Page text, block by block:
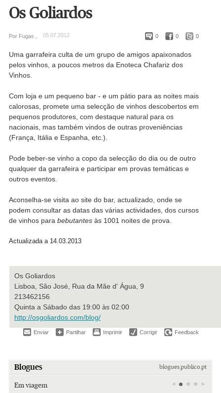
Os Goliardos
0 0 0
Por Fugas , 05.07.2012
Uma garrafeira culta de um grupo de amigos apaixonados
pelos vinhos, a poucos metros da Enoteca Chafariz dos
Vinhos.
Com loja e um pequeno bar - e um pátio para as noites mais
calorosas, promete uma selecção de vinhos descobertos em
pequenos produtores, com destaque natural para os
nacionais, mas também vindos de outras proveniências
(França, Itália e Espanha, etc.).
Pode beber-se vinho a copo da selecção do dia ou de outro
qualquer da garrafeira e participar em provas temáticas e
outros eventos.
Aconselha-se visita ao site do bar, actualizado, onde se
podem consultar as datas das várias actividades, dos cursos
de vinhos para bebutantes às 1001 noites de prova.
Actualizada a 14.03.2013
Os Goliardos
Lisboa, São José, Rua da Mãe d' Água, 9
213462156
Quinta a Sábado das 19:00 às 02:00
http://osgoliardos.com/blog/
Enviar Partilhar Imprimir Corrigir Feedback
Blogues blogues.publico.pt
Em viagem